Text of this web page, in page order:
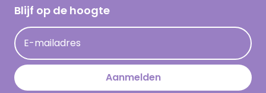
Hallmark Kaartclub
Acties
Persberichten
Hallmark en Kinderpostzegels
Kaartinspiratie
Blijf op de hoogte
E-mailadres
Aanmelden